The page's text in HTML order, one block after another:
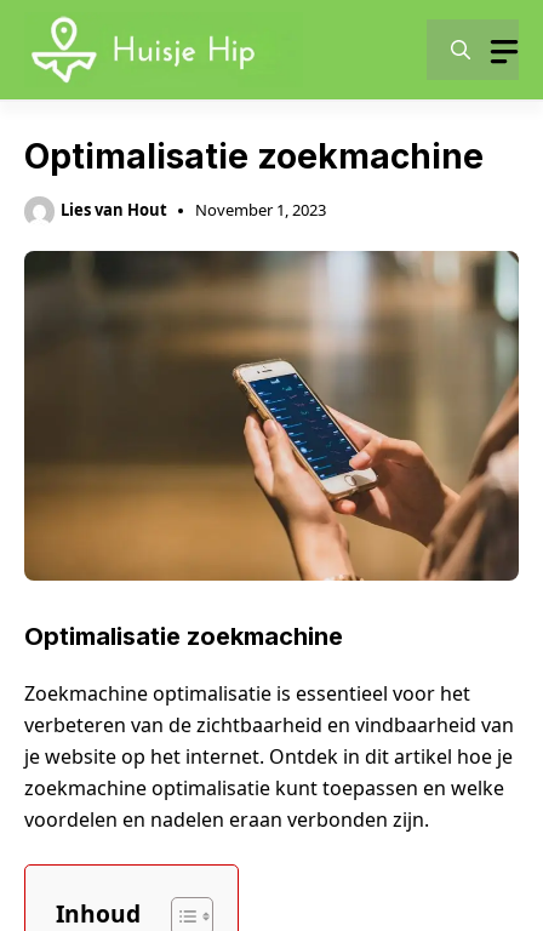
content
Optimalisatie zoekmachine
Lies van Hout November 1, 2023
Optimalisatie zoekmachine
Zoekmachine optimalisatie is essentieel voor het
verbeteren van de zichtbaarheid en vindbaarheid van
je website op het internet. Ontdek in dit artikel hoe je
zoekmachine optimalisatie kunt toepassen en welke
voordelen en nadelen eraan verbonden zijn.
Inhoud